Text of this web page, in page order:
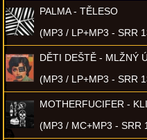
PALMA - TĚLESO
(MP3 / LP+MP3 - SRR
DĚTI DEŠTĚ - MLŽNÝ
(MP3 / LP+MP3 - SRR
MOTHERFUCIFER -
(MP3 / MC+MP3 - SRR